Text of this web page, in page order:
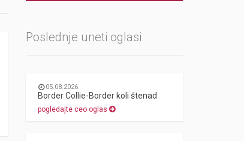
Poslednje uneti oglasi
05.08.2026
Border Collie-Border koli štenad
pogledajte ceo oglas